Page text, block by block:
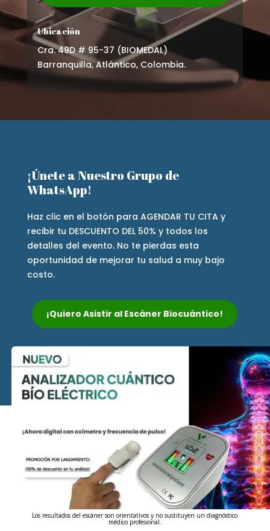
Ubicación
Cra. 49D # 95-37 (BIOMEDAL)
Barranquilla, Atlántico, Colombia.
¡Únete a Nuestro Grupo de
WhatsApp!
Haz clic en el botón para AGENDAR TU CITA y
recibir tu DESCUENTO DEL 50% y todos los
detalles del evento. No te pierdas esta
oportunidad de mejorar tu salud a muy bajo
costo.
¡Quiero Asistir al Escáner Biocuántico!
Los resultados del escáner son orientativos y no sustituyen un diagnóstico
médico profesional.